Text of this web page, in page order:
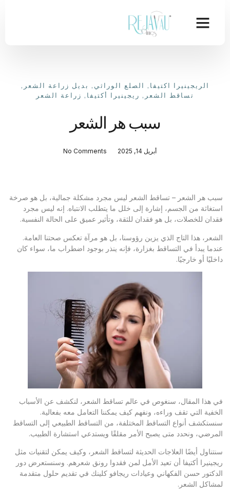
الريجينيرا اكتيفا , الصلع الوراثي , بديل زراعة الشعر ,
تساقط الشعر , ريجينيرا أكتيفا , زراعة الشعر
سبب هر الشعر
أبريل 14, 2025 No Comments
سبب هر الشعر – تساقط الشعر ليس مجرد مشكلة جمالية، بل هو صرخة
استغاثة من الجسم، إشارة إلى خلل ما يتطلب الانتباه. إنه ليس مجرد
فقدان للخصلات، بل هو فقدان للثقة، وتأثير عميق على الحالة النفسية.
الشعر، هذا التاج الذي يزين رؤوسنا، بل هو مرآة تعكس صحتنا العامة.
عندما يبدأ في التساقط بغزارة، فإنه ينذر بوجود اضطراب ما، سواء كان
داخليًا أو خارجيًا.
في هذا المقال، سنغوص في عالم تساقط الشعر، لنكشف عن الأسباب
الخفية التي تقف وراءه، ونفهم كيف يمكننا التعامل معه بفعالية.
سنستكشف أنواع التساقط المختلفة، من التساقط الطبيعي إلى التساقط
المرضي، ونحدد متى يصبح الأمر مقلقًا ويستدعي استشارة الطبيب.
سنتناول أيضًا العلاجات الحديثة لتساقط الشعر، وكيف يمكن لتقنيات مثل
ريجينيرا أكتيفا أن تعيد الأمل لمن فقدوا رونق شعرهم. وسنستعرض دور
الدكتور حسن الفكهاني وعيادات ريجافو كلينك في تقديم حلول متقدمة
لمشاكل الشعر.